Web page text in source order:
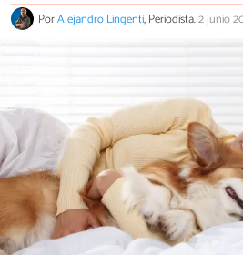
PorAlejandro Lingenti, Periodista.2 junio